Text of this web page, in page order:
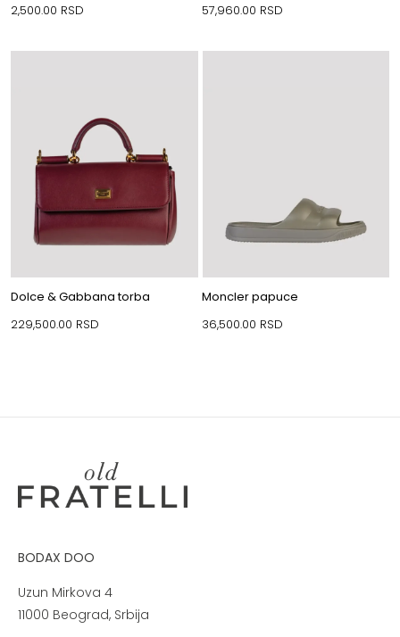
2,500.00 RSD
57,960.00 RSD
Dolce & Gabbana torba
229,500.00 RSD
Moncler papuce
36,500.00 RSD
BODAX DOO
Uzun Mirkova 4
11000 Beograd, Srbija